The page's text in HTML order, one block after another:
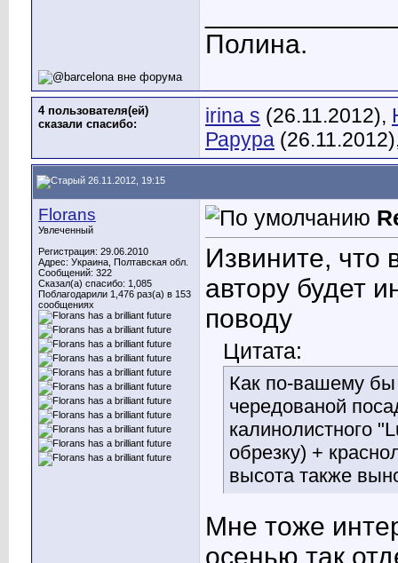
Полина.
4 пользователя(ей)
сказали cпасибо:
irina s (26.11.2012),
Рарура
26.11.2012, 19:15
Florans
Увлеченный
Регистрация: 29.06.2010
Адрес: Украина, Полтавская обл.
Сообщений: 322
Сказал(а) спасибо: 1,085
Поблагодарили 1,476 раз(а) в 153
сообщениях
Извините, что
автору будет
поводу
Цитата:
Как по-вашему бы
чередованой
калинолистного
обрезку) +
высота также
Мне тоже
осенью так